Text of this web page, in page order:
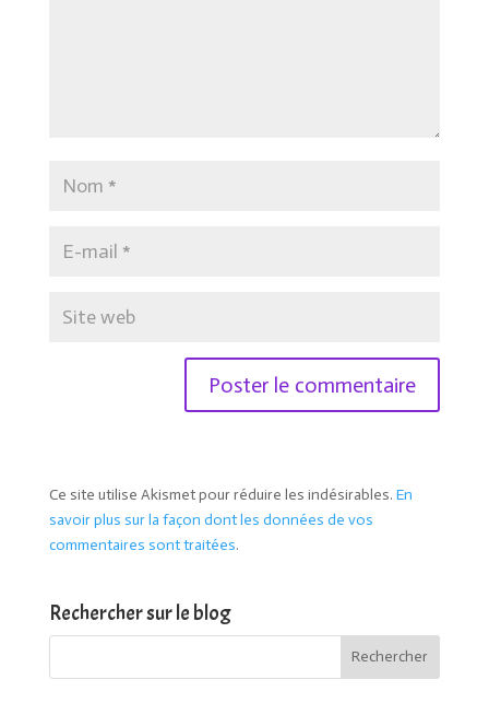
Ce site utilise Akismet pour réduire les indésirables. En
savoir plus sur la façon dont les données de vos
commentaires sont traitées.
Rechercher sur le blog